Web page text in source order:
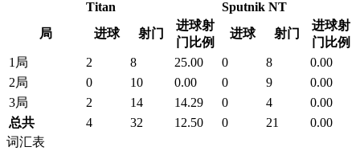
Titan
Sputnik NT
局
进球 射门
进球射
门比例
进球 射门
进球射
门比例
1局
2 8 25.00 0 8
0.00
2局
0 10 0.00 0 9
0.00
3局
2 14 14.29 0 4
0.00
总共
4 32 12.50 0 21
0.00
词汇表